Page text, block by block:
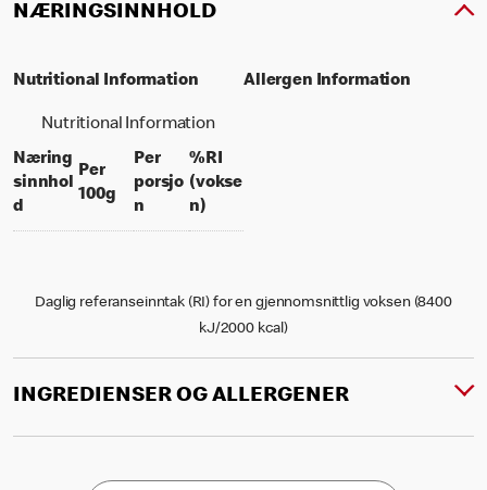
NÆRINGSINNHOLD
Nutritional Information
Nutritional Information
Næring
sinnhol
d
Per
100gper 100 grams
Per
porsjo
nper portion
%RI
(vokse
n)% daily value for an adult
Allergen Information
Daglig referanseinntak (RI) for en gjennomsnittlig voksen (8400
kJ/2000 kcal)
INGREDIENSER OG ALLERGENER